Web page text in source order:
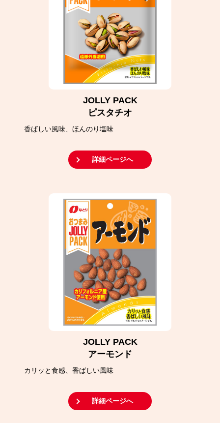
JOLLY PACK
ピスタチオ
香ばしい風味、ほんのり塩味
詳細ページへ
JOLLY PACK
アーモンド
カリッと食感、香ばしい風味
詳細ページへ